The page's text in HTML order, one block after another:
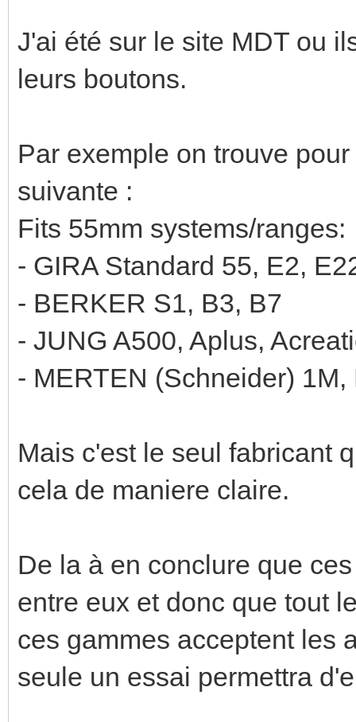
J'ai été sur le site MDT ou
leurs boutons.
Par exemple on trouve
suivante :
Fits 55mm systems/ranges:
- GIRA Standard 55, E2,
- BERKER S1, B3, B7
- JUNG A500, Aplus,
- MERTEN (Schneider)
Mais c'est le seul fabricant
cela de maniere claire.
De la à en conclure que
entre eux et donc que tout
ces gammes acceptent les
seule un essai permettra